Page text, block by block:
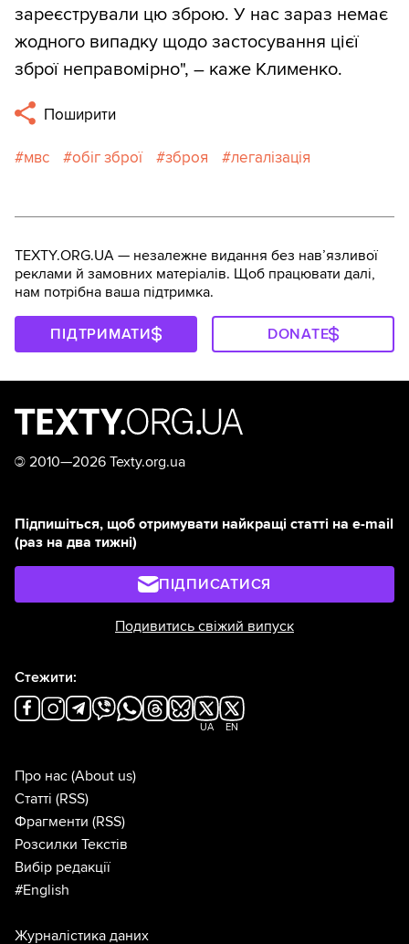
зареєстрували цю зброю. У нас зараз немає
жодного випадку щодо застосування цієї
зброї неправомірно", – каже Клименко.
Поширити
мвс обіг зброї зброя легалізація
TEXTY.ORG.UA — незалежне видання без навʼязливої
реклами й замовних матеріалів. Щоб працювати далі,
нам потрібна ваша підтримка.
ПІДТРИМАТИ DONATE
© 2010—2026 Texty.org.ua
Підпишіться, щоб отримувати найкращі статті на e-mail
(раз на два тижні)
ПІДПИСАТИСЯ
Подивитись свіжий випуск
Стежити:
UA EN
Про нас (About us)
Статті (RSS)
Фрагменти (RSS)
Розсилки Текстів
Вибір редакції
#English
Журналістика даних